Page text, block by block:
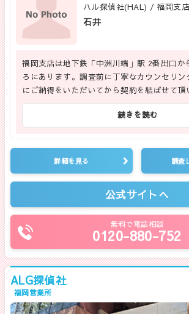
ハル探偵社(HAL) / 福岡支
石井
福岡支店は地下鉄「中洲川端」駅 2番出口か
ろにあります。調査前に丁寧なカウンセリ
にご納得をいただいてから契約を結ばせて頂
続きを読む
詳細を見る 調査
公式サイトへ
無料で電話相談
0120-880-752
ALG探偵社
福岡営業所